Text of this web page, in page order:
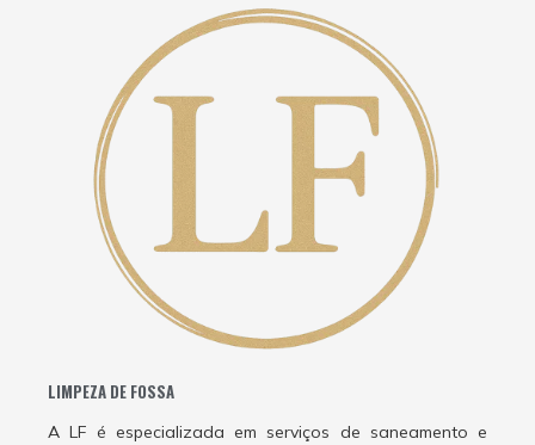
LIMPEZA DE FOSSA
A LF é especializada em serviços de saneamento e